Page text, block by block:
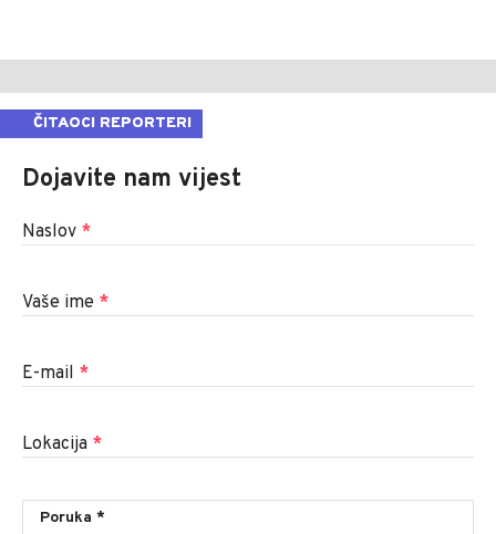
ČITAOCI REPORTERI
Dojavite nam vijest
Naslov *
Vaše ime *
E-mail *
Lokacija *